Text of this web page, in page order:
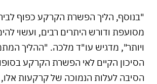
"בנוסף, הליך הפשרת הקרקע כפוף
ויותר", מדגיש עו"ד מלכה. "ההליך
הסיכון הקיים לאי הפשרת הקרקע
הסיבה לעלות הנמוכה של קרקעות